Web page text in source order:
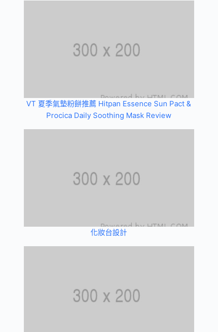
VT 夏季氣墊粉餅推薦 Hitpan Essence Sun Pact &
Procica Daily Soothing Mask Review
化妝台設計